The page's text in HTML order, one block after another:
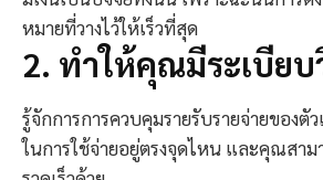
หมายที่วางไว้ให้เร็วที่สุด
2. ทำให้คุณมีระเบียบ
รู้จักการการควบคุมรายรับรายจ่ายของ
ในการใช้จ่ายอยู่ตรงจุดไหน และคุณสา